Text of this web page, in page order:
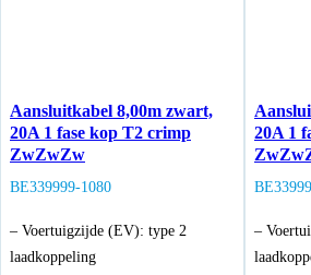
Aansluitkabel 8,00m zwart,
20A 1 fase kop T2 crimp
ZwZwZw
BE339999-1080
– Voertuigzijde (EV): type 2
laadkoppeling
20A 1
–